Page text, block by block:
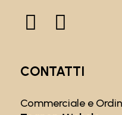
CONTATTI
Commerciale e